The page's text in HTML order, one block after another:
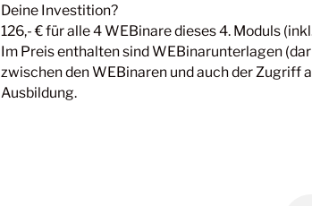
Deine Investition?
126,- € für alle 4 WEBinare dieses 4. Moduls
Im Preis enthalten sind WEBinarunterlagen
zwischen den WEBinaren und auch der Zugriff
Ausbildung.